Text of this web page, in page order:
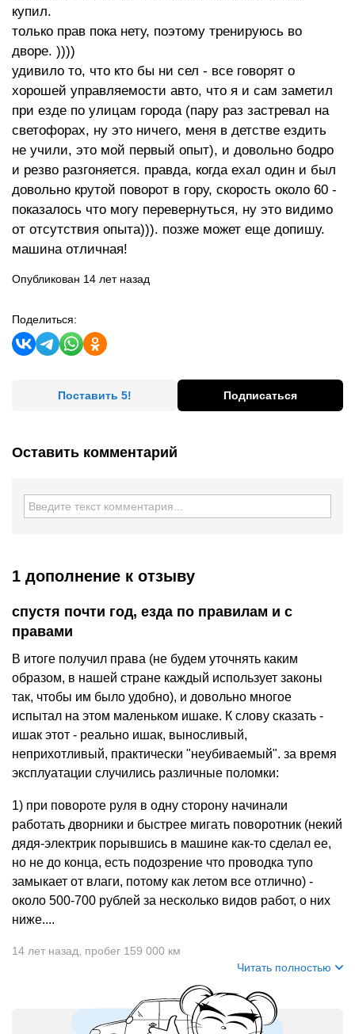
купил.
только прав пока нету, поэтому тренируюсь во
дворе. ))))
удивило то, что кто бы ни сел - все говорят о
хорошей управляемости авто, что я и сам заметил
при езде по улицам города (пару раз застревал на
светофорах, ну это ничего, меня в детстве ездить
не учили, это мой первый опыт), и довольно бодро
и резво разгоняется. правда, когда ехал один и был
довольно крутой поворот в гору, скорость около 60 -
показалось что могу перевернуться, ну это видимо
от отсутствия опыта))). позже может еще допишу.
машина отличная!
Опубликован 14 лет назад
Поделиться:
Поставить 5! Подписаться
Оставить комментарий
1 дополнение к отзыву
спустя почти год, езда по правилам и с
правами
В итоге получил права (не будем уточнять каким
образом, в нашей стране каждый использует законы
так, чтобы им было удобно), и довольно многое
испытал на этом маленьком ишаке. К слову сказать -
ишак этот - реально ишак, выносливый,
неприхотливый, практически "неубиваемый". за время
эксплуатации случились различные поломки:
1) при повороте руля в одну сторону начинали
работать дворники и быстрее мигать поворотник (некий
дядя-электрик порывшись в машине как-то сделал ее,
но не до конца, есть подозрение что проводка тупо
замыкает от влаги, потому как летом все отлично) -
около 500-700 рублей за несколько видов работ, о них
ниже....
14 лет назад
пробег 159 000 км
Читать полностью